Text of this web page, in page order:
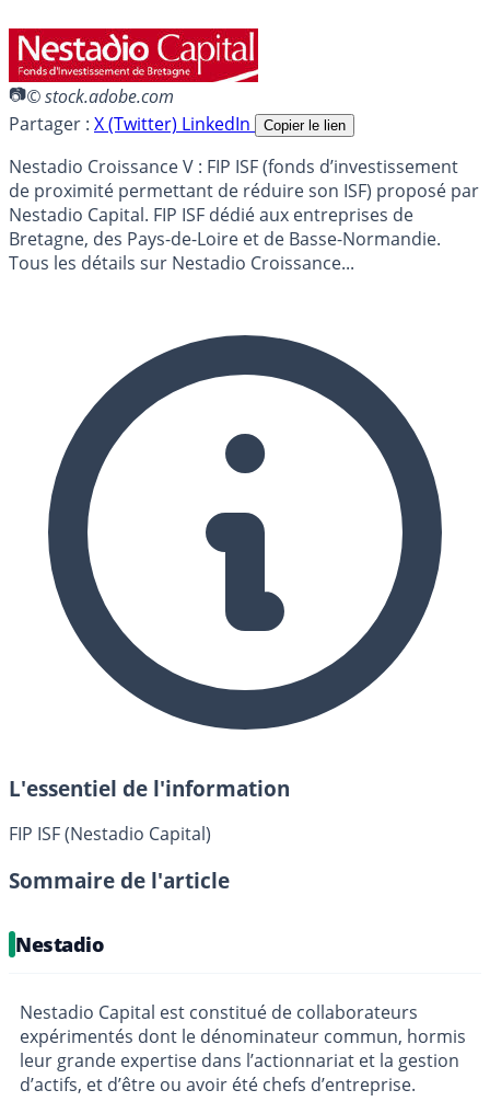
© stock.adobe.com
Partager : X (Twitter) LinkedIn Copier le lien
Nestadio Croissance V : FIP ISF (fonds d’investissement
de proximité permettant de réduire son ISF) proposé par
Nestadio Capital. FIP ISF dédié aux entreprises de
Bretagne, des Pays-de-Loire et de Basse-Normandie.
Tous les détails sur Nestadio Croissance...
L'essentiel de l'information
FIP ISF (Nestadio Capital)
Sommaire de l'article
Nestadio
Nestadio Capital est constitué de collaborateurs
expérimentés dont le dénominateur commun, hormis
leur grande expertise dans l’actionnariat et la gestion
d’actifs, et d’être ou avoir été chefs d’entreprise.